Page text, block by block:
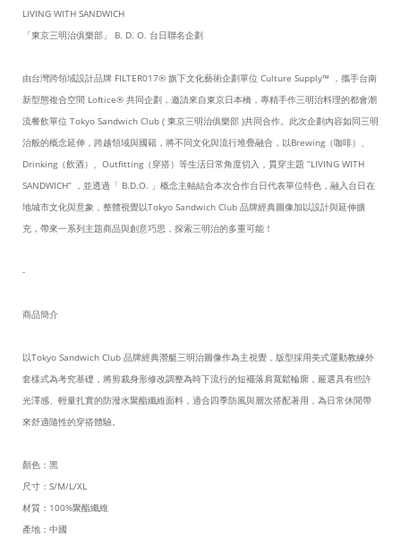
LIVING WITH SANDWICH
「東京三明治俱樂部」 B. D. O. 台日聯名企劃
由台灣跨領域設計品牌 FILTER017® 旗下文化藝術企劃單位 Culture Supply™ ，攜手台南
新型態複合空間 Loftice® 共同企劃，邀請來自東京日本橋，專精手作三明治料理的都會潮
流餐飲單位 Tokyo Sandwich Club ( 東京三明治俱樂部 )共同合作。此次企劃內容如同三明
治般的概念延伸，跨越領域與國籍，將不同文化與流行堆疊融合，以Brewing（咖啡）、
Drinking（飲酒）、Outfitting（穿搭）等生活日常角度切入，貫穿主題 ”LIVING WITH
SANDWICH” ，並透過「 B.D.O. 」概念主軸結合本次合作台日代表單位特色，融入台日在
地城市文化與意象，整體視覺以Tokyo Sandwich Club 品牌經典圖像加以設計與延伸擴
充，帶來一系列主題商品與創意巧思，探索三明治的多重可能！
-
商品簡介
以Tokyo Sandwich Club 品牌經典潛艇三明治圖像作為主視覺，版型採用美式運動教練外
套樣式為考究基礎，將剪裁身形修改調整為時下流行的短襬落肩寬鬆輪廓，嚴選具有些許
光澤感、輕量扎實的防潑水聚酯纖維面料，適合四季防風與層次搭配著用，為日常休閒帶
來舒適隨性的穿搭體驗。
顏色：黑
尺寸：S/M/L/XL
材質：100%聚酯纖維
產地：中國